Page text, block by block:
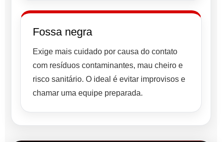
Fossa negra
Exige mais cuidado por causa do contato
com resíduos contaminantes, mau cheiro e
risco sanitário. O ideal é evitar improvisos e
chamar uma equipe preparada.